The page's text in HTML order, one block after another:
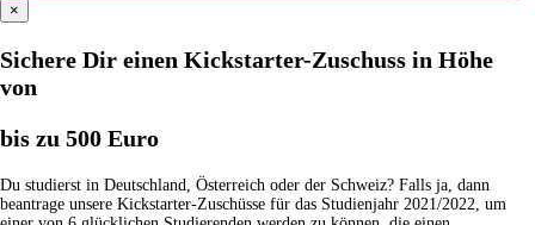
×
Sichere Dir einen Kickstarter-Zuschuss in Höhe
von
bis zu 500 Euro
Du studierst in Deutschland, Österreich oder der Schweiz? Falls ja, dann
beantrage unsere Kickstarter-Zuschüsse für das Studienjahr 2021/2022, um